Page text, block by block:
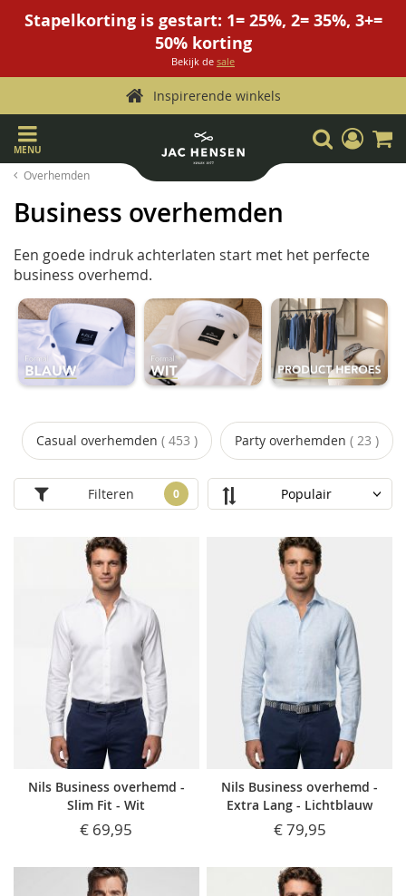
Stapelkorting is gestart: 1= 25%, 2= 35%, 3+=
50% korting
Bekijk de sale
Inspirerende winkels
naar
de
inhoud
MENU
Zoek
Mijn
account
Overhemden
Business overhemden
Een goede indruk achterlaten start met het perfecte
business overhemd.
Casual overhemden 453 Party overhemden 23
Filteren
Nils Business overhemd -
Slim Fit - Wit
€ 69,95
Nils Business overhemd -
Extra Lang - Lichtblauw
€ 79,95